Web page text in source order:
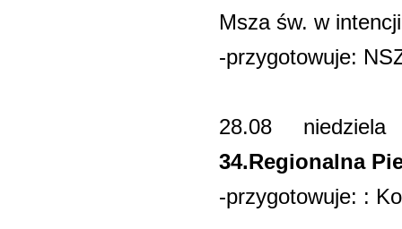
Msza św. w
-przygotowuje:
28.08
34.Regionalna
-przygotowuje: :